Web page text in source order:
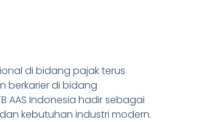
di bidang pajak terus
berkarier di bidang
AAS Indonesia hadir sebagai
kebutuhan industri modern.